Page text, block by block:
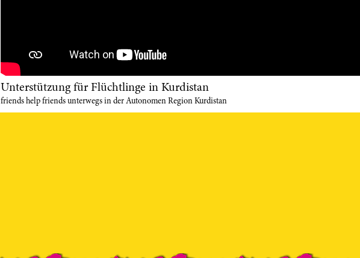
Unterstützung für Flüchtlinge in Kurdistan
friends help friends unterwegs in der Autonomen Region Kurdistan